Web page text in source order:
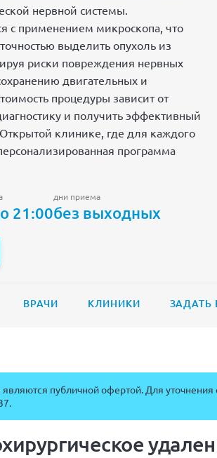
нервной системы.
с применением микроскопа, что
выделить опухоль из
риски повреждения нервных
двигательных и
процедуры зависит от
и получить эффективный
клинике, где для каждого
программа
21:00
дни приема
без выходных
ВРАЧИ КЛИНИКИ ЗАДАТЬ
публичной офертой. Для уточнения
.